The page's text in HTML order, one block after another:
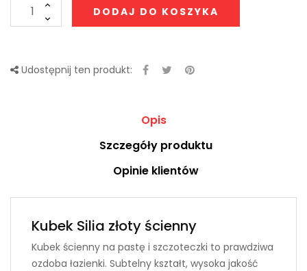
DODAJ DO KOSZYKA
Udostępnij ten produkt:
Opis
Szczegóły produktu
Opinie klientów
Kubek Silia złoty ścienny
Kubek ścienny na pastę i szczoteczki to prawdziwa
ozdoba łazienki. Subtelny kształt, wysoka jakość